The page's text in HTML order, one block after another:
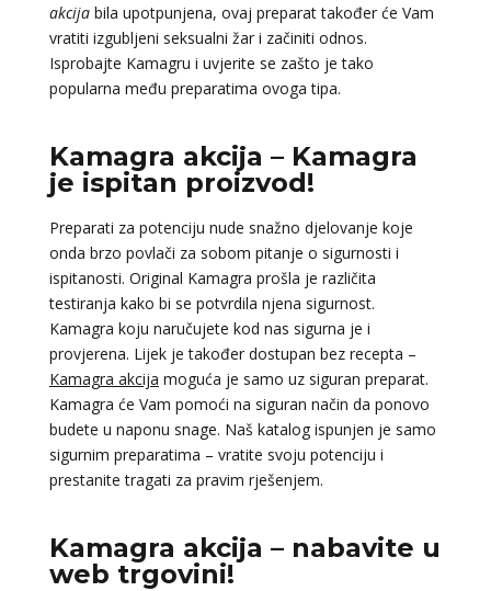
akcijabila upotpunjena, ovaj preparat također će Vam
vratiti izgubljeni seksualni žar i začiniti odnos.
Isprobajte Kamagru i uvjerite se zašto je tako
popularna među preparatima ovoga tipa.
Kamagra akcija – Kamagra
je ispitan proizvod!
Preparati za potenciju nude snažno djelovanje koje
onda brzo povlači za sobom pitanje o sigurnosti i
ispitanosti. Original Kamagra prošla je različita
testiranja kako bi se potvrdila njena sigurnost.
Kamagra koju naručujete kod nas sigurna je i
provjerena. Lijek je također dostupan bez recepta –
Kamagra akcija moguća je samo uz siguran preparat.
Kamagra će Vam pomoći na siguran način da ponovo
budete u naponu snage. Naš katalog ispunjen je samo
sigurnim preparatima – vratite svoju potenciju i
prestanite tragati za pravim rješenjem.
Kamagra akcija – nabavite u
web trgovini!